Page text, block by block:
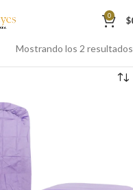
0 $
Mostrando los 2 resultados